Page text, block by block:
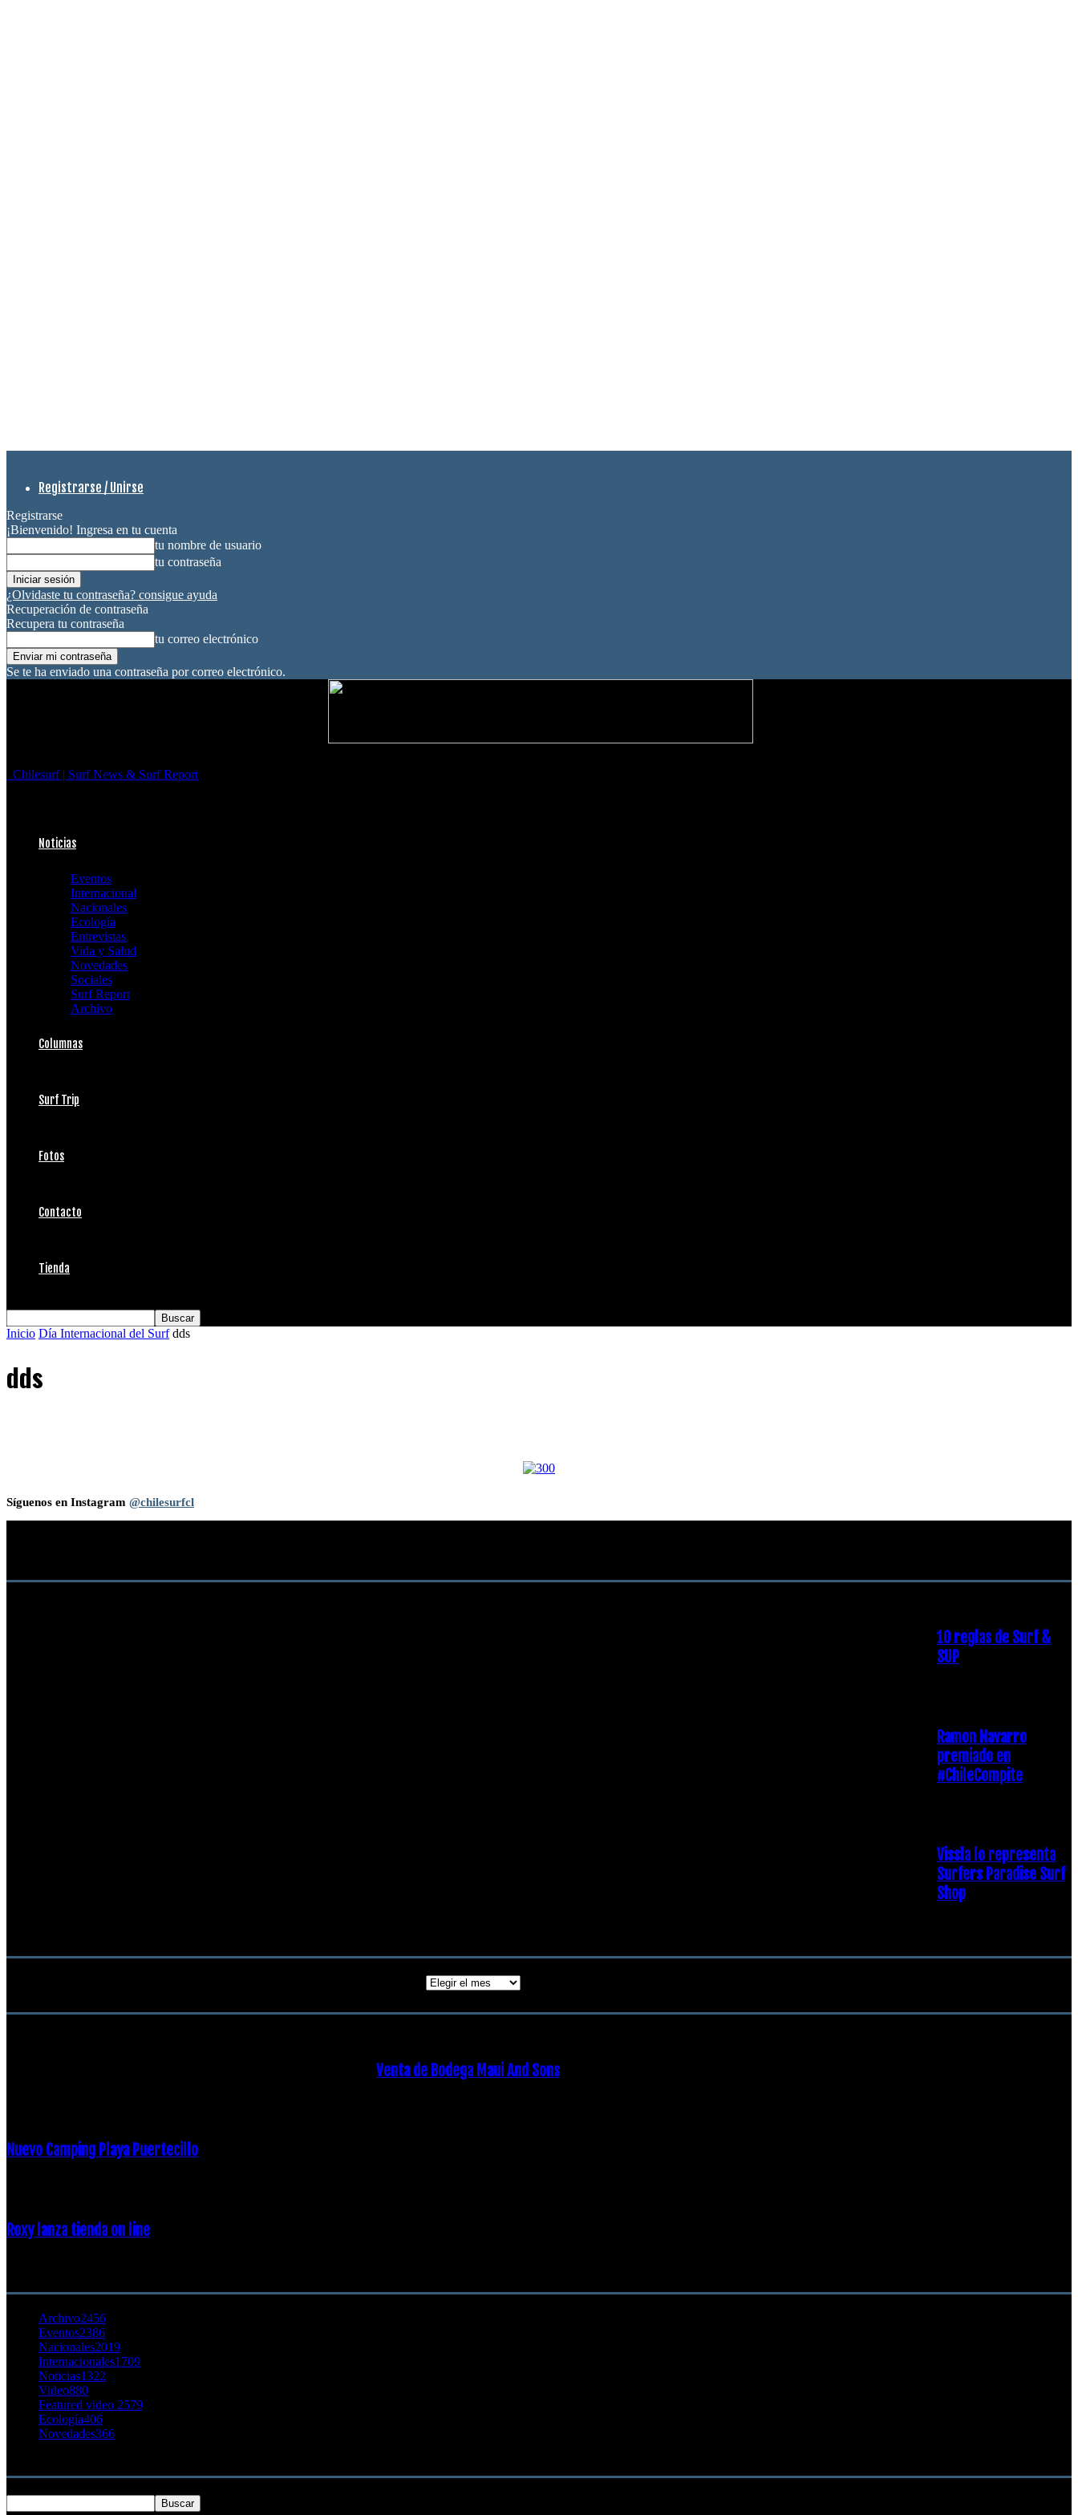
Registrarse / Unirse
Registrarse
¡Bienvenido! Ingresa en tu cuenta
tu nombre de usuario
tu contraseña
¿Olvidaste tu contraseña? consigue ayuda
Recuperación de contraseña
Recupera tu contraseña
tu correo electrónico
Se te ha enviado una contraseña por correo electrónico.
Chilesurf | Surf News & Surf Report
Noticias
Eventos
Internacional
Nacionales
Ecología
Entrevistas
Vida y Salud
Novedades
Sociales
Surf Report
Archivo
Columnas
Surf Trip
Fotos
Contacto
Tienda
Inicio Día Internacional del Surf dds
dds
Síguenos en Instagram @chilesurfcl
10 reglas de Surf &
SUP
Ramon Navarro
premiado en
#ChileCompite
Vissla lo representa
Surfers Paradise Surf
Shop
Venta de Bodega Maui And Sons
Nuevo Camping Playa Puertecillo
Roxy lanza tienda on line
Archivo2456
Eventos2386
Nacionales2019
Internacionales1709
Noticias1322
Video880
Featured video 2579
Ecología406
Novedades366